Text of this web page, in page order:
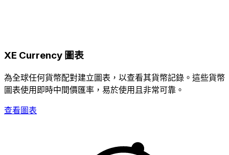
XE Currency 圖表
為全球任何貨幣配對建立圖表，以查看其貨幣記錄。這些貨幣
圖表使用即時中間價匯率，易於使用且非常可靠。
查看圖表